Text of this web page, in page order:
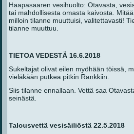
Haapasaaren vesihuolto: Otavasta,
tai mahdollisesta omasta kaivosta.
milloin tilanne muuttuisi, valitettavasti!
tilanne muuttuu.
TIETOA VEDESTÄ 16.6.2018
Sukeltajat olivat eilen myöhään töissä,
vieläkään putkea pitkin Rankkiin.
Siis tilanne ennallaan. Vettä saa
seinästä.
Talousvettä vesisäiliöstä 22.5.2018